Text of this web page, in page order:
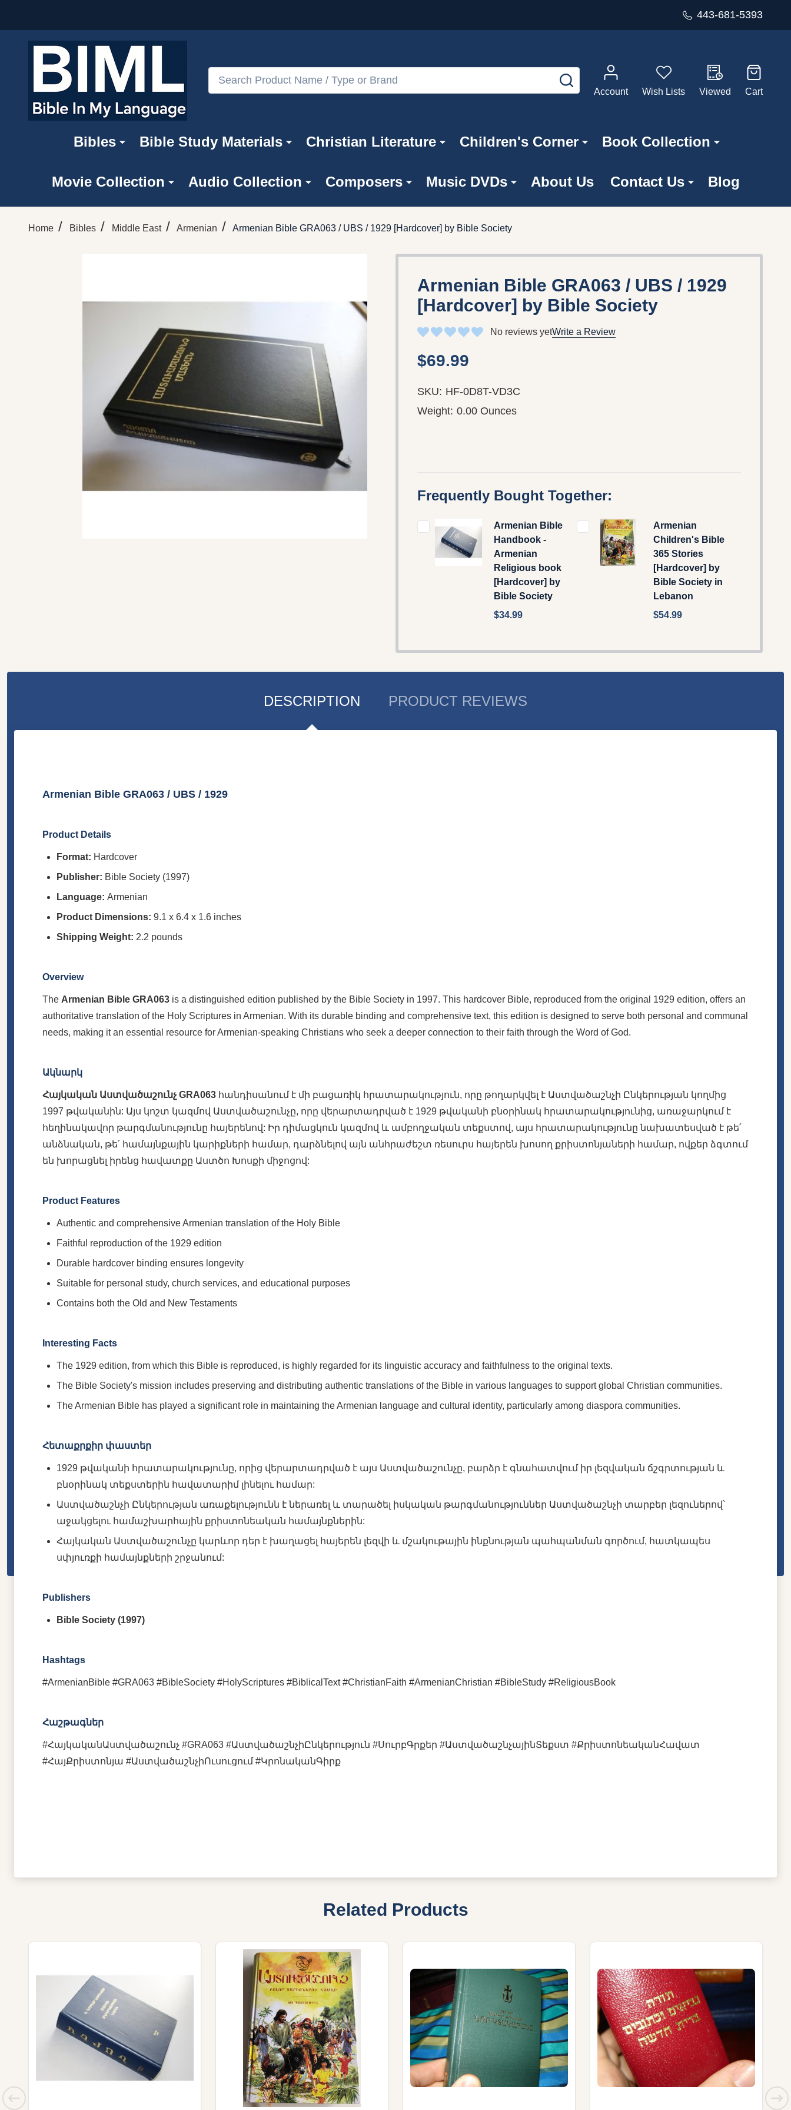
443-681-5393
Search
SEARCH
Account
Wish Lists Viewed Cart
Bibles Bible Study Materials Christian Literature Children's Corner Book Collection
Movie Collection Audio Collection Composers Music DVDs About Us Contact Us Blog
Home / Bibles / Middle East / Armenian / Armenian Bible GRA063 / UBS / 1929 [Hardcover] by Bible Society
Armenian Bible GRA063 / UBS / 1929
[Hardcover] by Bible Society
No reviews yetWrite a Review
$69.99
SKU: HF-0D8T-VD3C
Weight: 0.00 Ounces
Frequently Bought Together:
Armenian Bible
Handbook -
Armenian
Religious book
[Hardcover] by
Bible Society
$34.99
Armenian
Children's Bible
365 Stories
[Hardcover] by
Bible Society in
Lebanon
$54.99
DESCRIPTION PRODUCT REVIEWS
Armenian Bible GRA063 / UBS / 1929
Product Details
Format: Hardcover
Publisher: Bible Society (1997)
Language: Armenian
Product Dimensions: 9.1 x 6.4 x 1.6 inches
Shipping Weight: 2.2 pounds
Overview
The Armenian Bible GRA063 is a distinguished edition published by the Bible Society in 1997. This hardcover Bible, reproduced from the original 1929 edition, offers an
authoritative translation of the Holy Scriptures in Armenian. With its durable binding and comprehensive text, this edition is designed to serve both personal and communal
needs, making it an essential resource for Armenian-speaking Christians who seek a deeper connection to their faith through the Word of God.
Ակնարկ
Հայկական Աստվածաշունչ GRA063 հանդիսանում է մի բացառիկ հրատարակություն, որը թողարկվել է Աստվածաշնչի Ընկերության կողմից
1997 թվականին: Այս կոշտ կազմով Աստվածաշունչը, որը վերարտադրված է 1929 թվականի բնօրինակ հրատարակությունից, առաջարկում է
հեղինակավոր թարգմանությունը հայերենով: Իր դիմացկուն կազմով և ամբողջական տեքստով, այս հրատարակությունը նախատեսված է թե՛
անձնական, թե՛ համայնքային կարիքների համար, դարձնելով այն անհրաժեշտ ռեսուրս հայերեն խոսող քրիստոնյաների համար, ովքեր ձգտում
են խորացնել իրենց հավատքը Աստծո Խոսքի միջոցով:
Product Features
Authentic and comprehensive Armenian translation of the Holy Bible
Faithful reproduction of the 1929 edition
Durable hardcover binding ensures longevity
Suitable for personal study, church services, and educational purposes
Contains both the Old and New Testaments
Interesting Facts
The 1929 edition, from which this Bible is reproduced, is highly regarded for its linguistic accuracy and faithfulness to the original texts.
The Bible Society's mission includes preserving and distributing authentic translations of the Bible in various languages to support global Christian communities.
The Armenian Bible has played a significant role in maintaining the Armenian language and cultural identity, particularly among diaspora communities.
Հետաքրքիր փաստեր
1929 թվականի հրատարակությունը, որից վերարտադրված է այս Աստվածաշունչը, բարձր է գնահատվում իր լեզվական ճշգրտության և
բնօրինակ տեքստերին հավատարիմ լինելու համար:
Աստվածաշնչի Ընկերության առաքելությունն է ներառել և տարածել իսկական թարգմանություններ Աստվածաշնչի տարբեր լեզուներով՝
աջակցելու համաշխարհային քրիստոնեական համայնքներին:
Հայկական Աստվածաշունչը կարևոր դեր է խաղացել հայերեն լեզվի և մշակութային ինքնության պահպանման գործում, հատկապես
սփյուռքի համայնքների շրջանում:
Publishers
Bible Society (1997)
Hashtags
#ArmenianBible #GRA063 #BibleSociety #HolyScriptures #BiblicalText #ChristianFaith #ArmenianChristian #BibleStudy #ReligiousBook
Հաշթագներ
#ՀայկականԱստվածաշունչ #GRA063 #ԱստվածաշնչիԸնկերություն #ՍուրբԳրքեր #ԱստվածաշնչայինՏեքստ #ՔրիստոնեականՀավատ
#ՀայՔրիստոնյա #ԱստվածաշնչիՈւսուցում #ԿրոնականԳիրք
Related Products